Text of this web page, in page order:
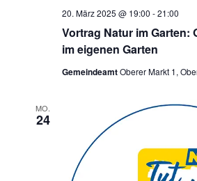
Vortrag Natur im Garten:
im eigenen Garten
20. März 2025 @ 19:00 -21:00
GemeindeamtOberer Markt 1,
MO.
24